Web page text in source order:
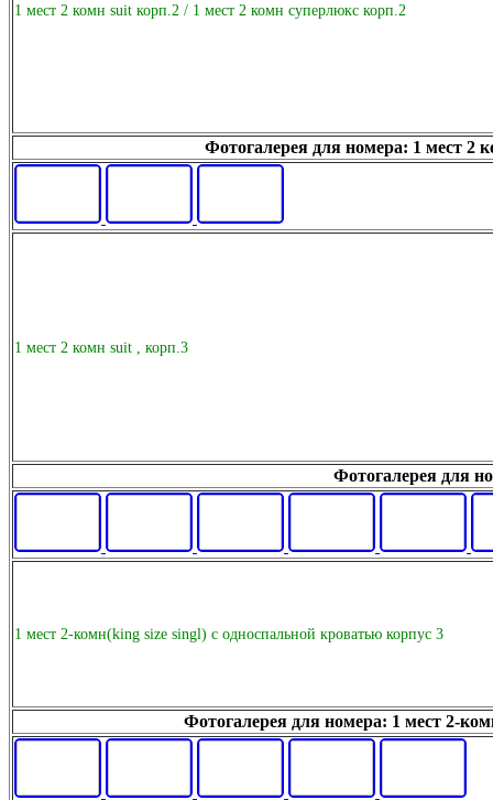
1 мест 2 комн suit корп.2 / 1 мест 2 комн суперлюкс корп.2
Фотогалерея для номера: 1 мест 2
1 мест 2 комн suit , корп.3
Фотогалерея для
1 мест 2-комн(king size singl) с односпальной кроватью корпус 3
Фотогалерея для номера: 1 мест 2-